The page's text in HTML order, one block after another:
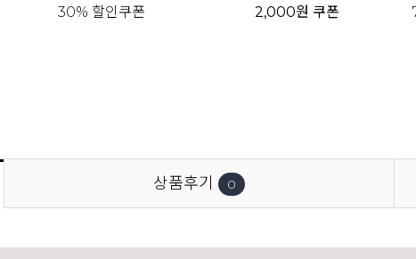
30% 할인쿠폰
2,000원 쿠폰
상품후기 0